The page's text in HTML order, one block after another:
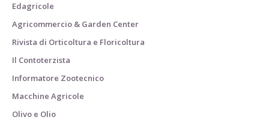
Edagricole
Agricommercio & Garden Center
Rivista di Orticoltura e Floricoltura
Il Contoterzista
Informatore Zootecnico
Macchine Agricole
Olivo e Olio